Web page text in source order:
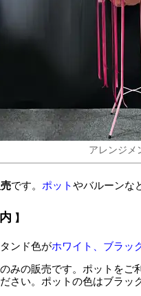
アレンジメ
です。 ポットやバルーンな
ンド色がホワイト、ブラッ
みの販売です。ポットをご
さい。ポットの色はブラッ